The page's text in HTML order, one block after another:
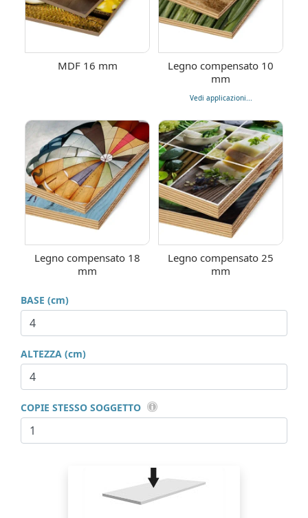
MDF 16 mm
Legno compensato 10
mm
Vedi applicazioni...
Legno compensato 18
mm
Legno compensato 25
mm
BASE (cm)
ALTEZZA (cm)
COPIE STESSO SOGGETTO